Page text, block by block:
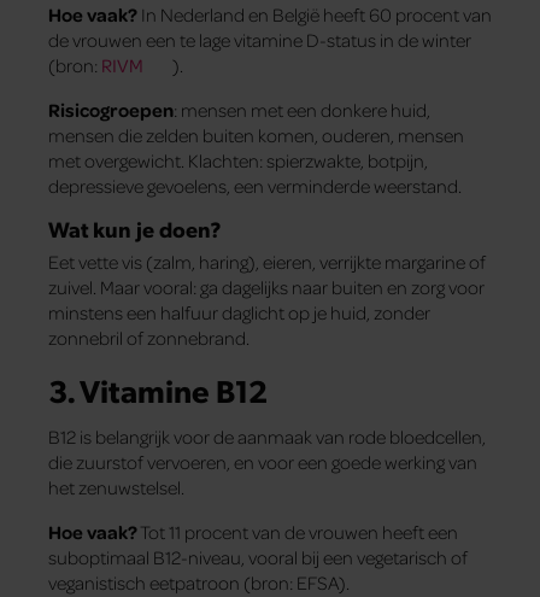
Hoe vaak? In Nederland en België heeft 60 procent van
de vrouwen een te lage vitamine D-status in de winter
(bron: RIVM
).
Risicogroepen: mensen met een donkere huid,
mensen die zelden buiten komen, ouderen, mensen
met overgewicht. Klachten: spierzwakte, botpijn,
depressieve gevoelens, een verminderde weerstand.
Wat kun je doen?
Eet vette vis (zalm, haring), eieren, verrijkte margarine of
zuivel. Maar vooral: ga dagelijks naar buiten en zorg voor
minstens een halfuur daglicht op je huid, zonder
zonnebril of zonnebrand.
3. Vitamine B12
B12 is belangrijk voor de aanmaak van rode bloedcellen,
die zuurstof vervoeren, en voor een goede werking van
het zenuwstelsel.
Hoe vaak?Tot 11 procent van de vrouwen heeft een
suboptimaal B12-niveau, vooral bij een vegetarisch of
veganistisch eetpatroon (bron: EFSA).